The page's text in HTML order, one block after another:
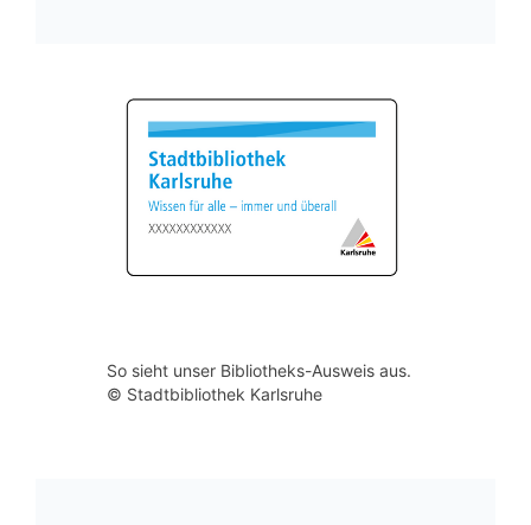
So sieht unser Bibliotheks-Ausweis aus.
© Stadtbibliothek Karlsruhe